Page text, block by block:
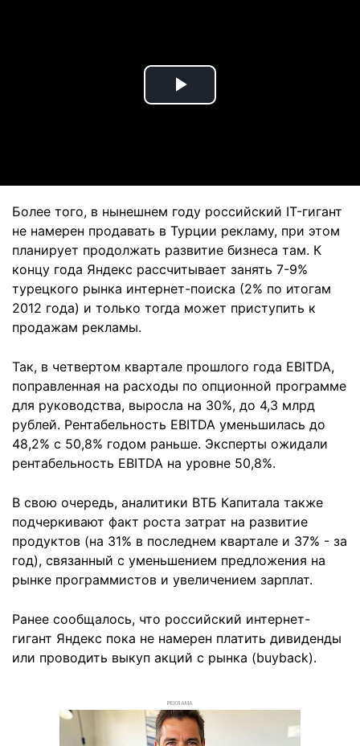
Play
Более того, в нынешнем году российский IT-гигант
не намерен продавать в Турции рекламу, при этом
планирует продолжать развитие бизнеса там. К
концу года Яндекс рассчитывает занять 7-9%
турецкого рынка интернет-поиска (2% по итогам
2012 года) и только тогда может приступить к
продажам рекламы.
Так, в четвертом квартале прошлого года EBITDA,
поправленная на расходы по опционной программе
для руководства, выросла на 30%, до 4,3 млрд
рублей. Рентабельность EBITDA уменьшилась до
48,2% с 50,8% годом раньше. Эксперты ожидали
рентабельность EBITDA на уровне 50,8%.
В свою очередь, аналитики ВТБ Капитала также
подчеркивают факт роста затрат на развитие
продуктов (на 31% в последнем квартале и 37% - за
год), связанный с уменьшением предложения на
рынке программистов и увеличением зарплат.
Ранее сообщалось, что российский интернет-
гигант Яндекс пока не намерен платить дивиденды
или проводить выкуп акций с рынка (buyback).
РЕКЛАМА